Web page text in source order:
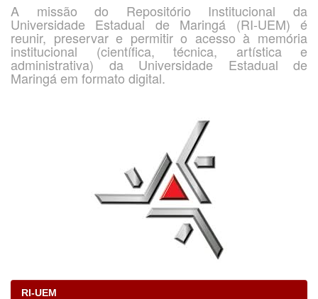
A missão do Repositório Institucional da
Universidade Estadual de Maringá (RI-UEM) é
reunir, preservar e permitir o acesso à memória
institucional (científica, técnica, artística e
administrativa) da Universidade Estadual de
Maringá em formato digital.
RI-UEM